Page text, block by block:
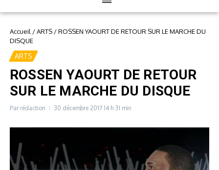
Accueil /ARTS /ROSSEN YAOURT DE RETOUR SUR LE MARCHE DU
DISQUE
ARTS
ROSSEN YAOURT DE RETOUR
SUR LE MARCHE DU DISQUE
Par rédaction 30 décembre 2017 14 h 31 min